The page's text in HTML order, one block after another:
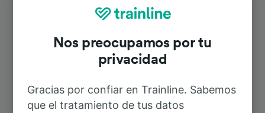
Rodach
A Coburg 26min
Nos preocupamos por tu
privacidad
Gracias por confiar en Trainline. Sabemos
que el tratamiento de tus datos